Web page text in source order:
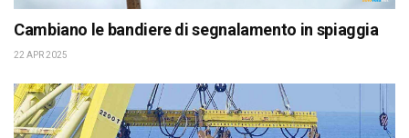
Cambiano le bandiere di segnalamento in spiaggia
22 APR 2025